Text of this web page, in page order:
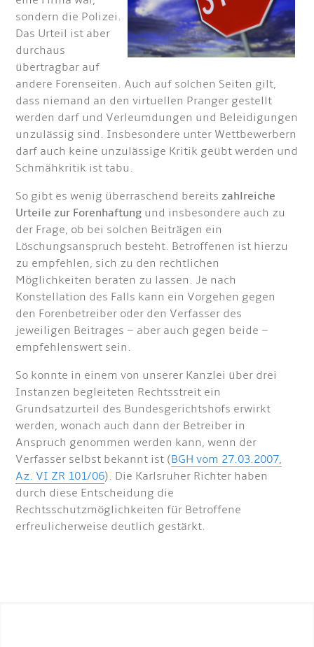
sondern die Polizei.
Das Urteil ist aber
durchaus
übertragbar auf
andere Forenseiten. Auch auf solchen Seiten gilt,
dass niemand an den virtuellen Pranger gestellt
werden darf und Verleumdungen und Beleidigungen
unzulässig sind. Insbesondere unter Wettbewerbern
darf auch keine unzulässige Kritik geübt werden und
Schmähkritik ist tabu.
So gibt es wenig überraschend bereits zahlreiche
Urteile zur Forenhaftung und insbesondere auch zu
der Frage, ob bei solchen Beiträgen ein
Löschungsanspruch besteht. Betroffenen ist hierzu
zu empfehlen, sich zu den rechtlichen
Möglichkeiten beraten zu lassen. Je nach
Konstellation des Falls kann ein Vorgehen gegen
den Forenbetreiber oder den Verfasser des
jeweiligen Beitrages – aber auch gegen beide –
empfehlenswert sein.
So konnte in einem von unserer Kanzlei über drei
Instanzen begleiteten Rechtsstreit ein
Grundsatzurteil des Bundesgerichtshofs erwirkt
werden, wonach auch dann der Betreiber in
Anspruch genommen werden kann, wenn der
Verfasser selbst bekannt ist (BGH vom 27.03.2007,
Az. VI ZR 101/06). Die Karlsruher Richter haben
durch diese Entscheidung die
Rechtsschutzmöglichkeiten für Betroffene
erfreulicherweise deutlich gestärkt.